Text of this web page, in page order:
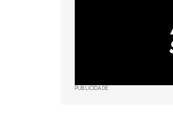
PUBLICIDADE